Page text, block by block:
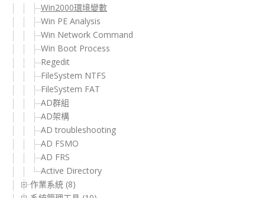
Win2000環境變數
Win PE Analysis
Win Network Command
Win Boot Process
Regedit
FileSystem NTFS
FileSystem FAT
AD群組
AD架構
AD troubleshooting
AD FSMO
AD FRS
Active Directory
作業系統 (8)